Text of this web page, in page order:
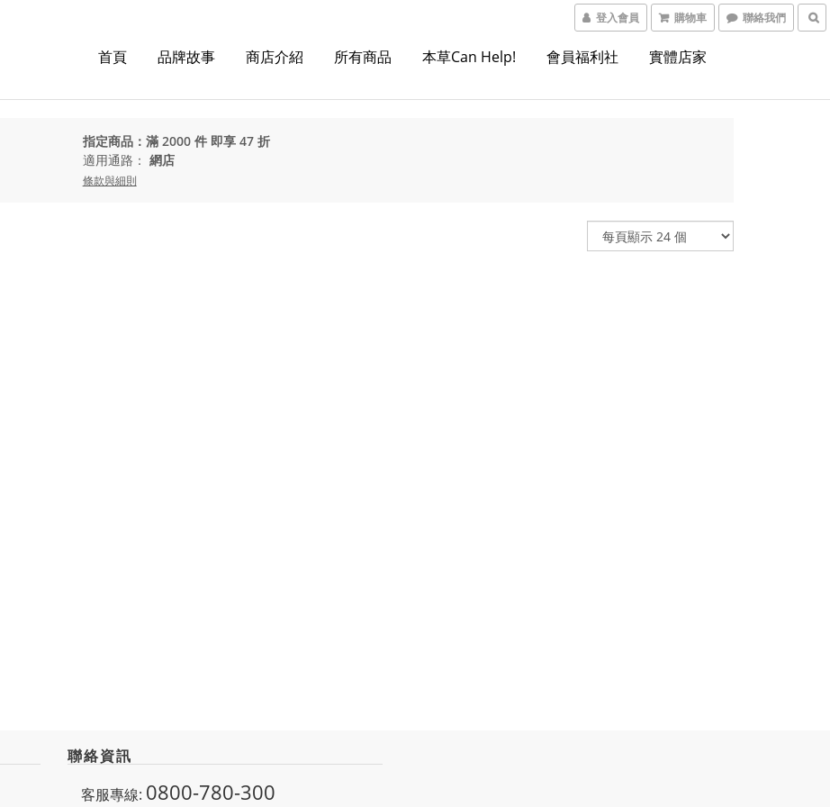
登入會員 購物車 聯絡我們
首頁 品牌故事 商店介紹 所有商品 本草Can Help! 會員福利社 實體店家
指定商品：滿 2000 件 即享 47 折
適用通路： 網店
條款與細則
聯絡資訊
客服專線: 0800-780-300